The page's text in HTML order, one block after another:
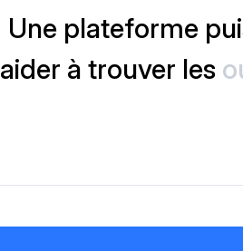
Une plateforme
aider à trouver les